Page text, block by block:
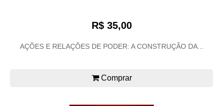
R$ 35,00
AÇÕES E RELAÇÕES DE PODER: A CONSTRUÇÃO DA...
Comprar